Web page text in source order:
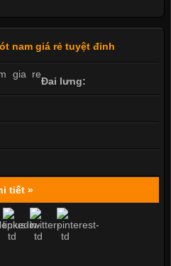
nam giá rẻ tuyệt đỉnh
Đai lưng:
tiết »